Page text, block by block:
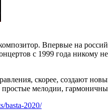
Впервые на
с 1999 года никому
скорее, создают
мелодии,
basta-2020/